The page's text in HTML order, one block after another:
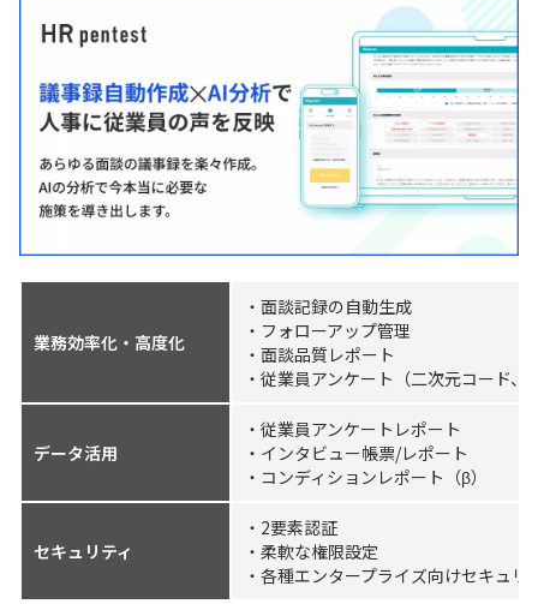
業務効率化・高度化
・面談記録の自動生成
・フォローアップ管理
・面談品質レポート
・従業員アンケート（二次元コード、
データ活用
・従業員アンケートレポート
・インタビュー帳票/レポート
・コンディションレポート（β）
セキュリティ
・2要素認証
・柔軟な権限設定
・各種エンタープライズ向けセキュリ